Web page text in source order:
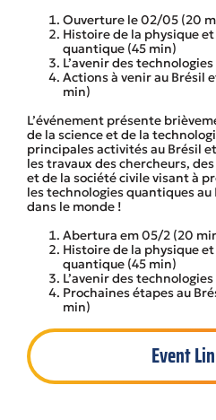
Ouverture le 02/05 (20
Histoire de la physique
quantique (45 min)
L’avenir des
Actions à venir au Brésil
min)
L’événement présente
de la science et de la
principales activités au Brésil
les travaux des chercheurs,
et de la société civile visant à
les technologies quantiques
dans le monde !
Abertura em 05/2 (20
Histoire de la physique
quantique (45 min)
L’avenir des
Prochaines étapes au
min)
Event